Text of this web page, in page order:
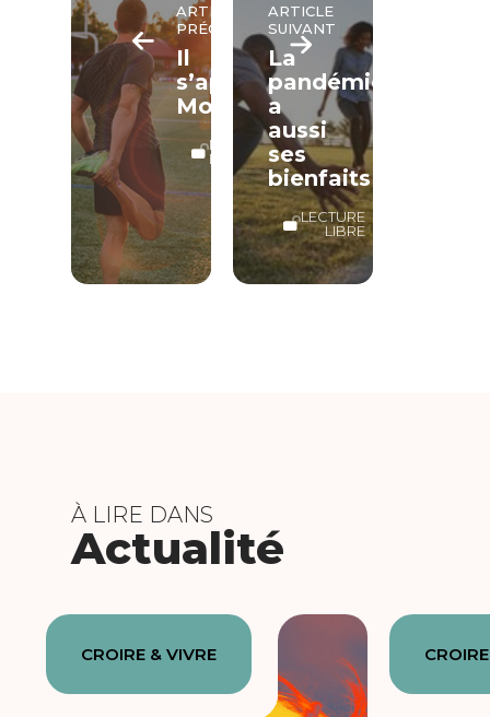
ARTICLE
PRÉCÉDENT
Il
s’appelle
Mohamed
LECTURE
LIBRE
ARTICLE
SUIVANT
La
pandémie
a
aussi
ses
bienfaits
LECTURE
LIBRE
À LIRE DANS
Actualité
CROIRE & VIVRE